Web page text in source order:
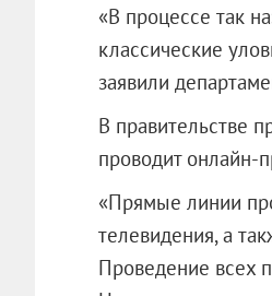
«В процессе так
классические
заявили
В правительстве
проводит онлайн-
«Прямые линии
телевидения, а
Проведение всех